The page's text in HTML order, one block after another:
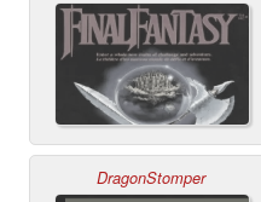
DragonStomper